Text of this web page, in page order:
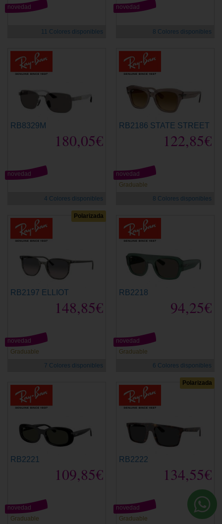
novedad
11 Colores disponibles
novedad
8 Colores disponibles
RB8329M
180,05€
novedad
4 Colores disponibles
RB2186 STATE STREET
122,85€
Graduable
novedad
8 Colores disponibles
Polarizada
RB2197 ELLIOT
148,85€
Graduable
novedad
7 Colores disponibles
RB2218
94,25€
Graduable
novedad
6 Colores disponibles
RB2221
109,85€
Graduable
novedad
Polarizada
RB2222
134,55€
Graduable
novedad